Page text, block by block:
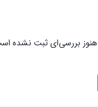
هنوز بررسی‌ای ثبت نشده